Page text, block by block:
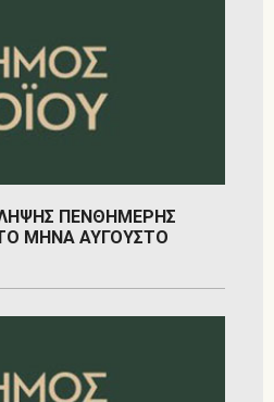
ΠΕΝΘΗΜΕΡΗΣ
ΜΗΝΑ ΑΥΓΟΥΣΤΟ